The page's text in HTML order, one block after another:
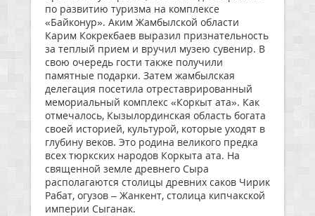
по развитию туризма на комплексе
«Байконур». Аким Жамбылской области
Карим Кокрекбаев выразил признательность
за теплый прием и вручил музею сувенир. В
свою очередь гости также получили
памятные подарки. Затем жамбылская
делегация посетила отреставрированный
мемориальный комплекс «Коркыт ата». Как
отмечалось, Кызылординская область богата
своей историей, культурой, которые уходят в
глубину веков. Это родина великого предка
всех тюркских народов Коркыта ата. На
священной земле древнего Сыра
располагаются столицы древних саков Чирик
Рабат, огузов – Жанкент, столица кипчакской
империи Сыганак.